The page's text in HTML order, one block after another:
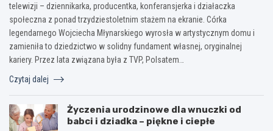
telewizji – dziennikarka, producentka, konferansjerka i działaczka
społeczna z ponad trzydziestoletnim stażem na ekranie. Córka
legendarnego Wojciecha Młynarskiego wyrosła w artystycznym domu i
zamieniła to dziedzictwo w solidny fundament własnej, oryginalnej
kariery. Przez lata związana była z TVP, Polsatem…
Czytaj dalej
Życzenia urodzinowe dla wnuczki od
babci i dziadka – piękne i ciepłe